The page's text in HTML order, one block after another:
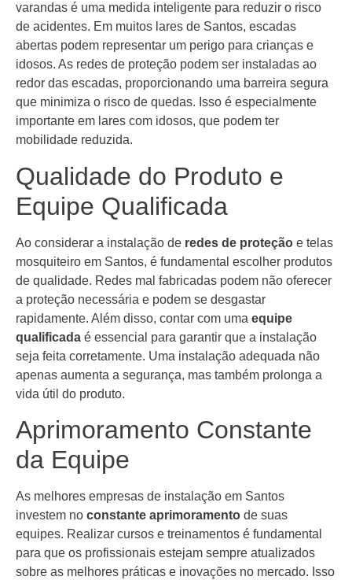
varandas é uma medida inteligente para reduzir o risco
de acidentes. Em muitos lares de Santos, escadas
abertas podem representar um perigo para crianças e
idosos. As redes de proteção podem ser instaladas ao
redor das escadas, proporcionando uma barreira segura
que minimiza o risco de quedas. Isso é especialmente
importante em lares com idosos, que podem ter
mobilidade reduzida.
Qualidade do Produto e
Equipe Qualificada
Ao considerar a instalação de redes de proteção e telas
mosquiteiro em Santos, é fundamental escolher produtos
de qualidade. Redes mal fabricadas podem não oferecer
a proteção necessária e podem se desgastar
rapidamente. Além disso, contar com uma equipe
qualificada é essencial para garantir que a instalação
seja feita corretamente. Uma instalação adequada não
apenas aumenta a segurança, mas também prolonga a
vida útil do produto.
Aprimoramento Constante
da Equipe
As melhores empresas de instalação em Santos
investem no constante aprimoramento de suas
equipes. Realizar cursos e treinamentos é fundamental
para que os profissionais estejam sempre atualizados
sobre as melhores práticas e inovações no mercado. Isso